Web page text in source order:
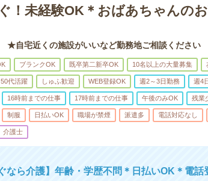
！未経験OK＊おばあちゃんの
★自宅近くの施設がいいなど勤務地ご相談ください
ブランクOK 既卒第二新卒OK 10名以上の大量募集
代活躍 しゅふ歓迎 WEB登録OK 週2～3日勤務 週4
16時前までの仕事 17時前までの仕事 午後のみOK 残業
制服 日払いOK 職場が禁煙 派遣多 電話対応なし
介護士
なら介護】年齢・学歴不問＊日払いOK＊電話